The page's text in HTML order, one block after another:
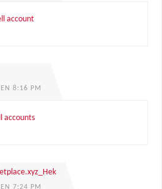
account
8:16 PM
accounts
7:24 PM